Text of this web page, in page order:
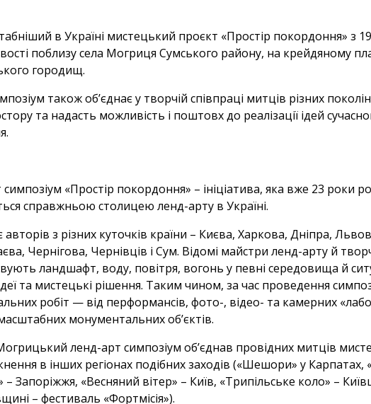
в Україні мистецький проєкт «Простір покордоння» з
поблизу села Могриця Сумського району, на крейдяному
городищ.
також об’єднає у творчій співпраці митців різних
та надасть можливість і поштовх до реалізації ідей
«Простір покордоння» – ініціатива, яка вже 23 роки
справжньою столицею ленд-арту в Україні.
авторів з різних куточків країни – Києва, Харкова, Дніпра,
Чернігова, Чернівців і Сум. Відомі майстри ленд-арту й
ландшафт, воду, повітря, вогонь у певні середовища й
та мистецькі рішення. Таким чином, за час проведення
робіт — від перформансів, фото-, відео- та камерних
монументальних об’єктів.
ленд-арт симпозіум об’єднав провідних митців
в інших регіонах подібних заходів («Шешори» у Карпатах,
– Запоріжжя, «Весняний вітер» – Київ, «Трипільське коло» –
– фестиваль «Фортмісія»).